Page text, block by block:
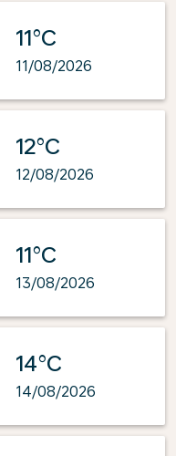
11°C
11/08/2026
12°C
12/08/2026
11°C
13/08/2026
14°C
14/08/2026